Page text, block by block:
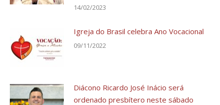
14/02/2023
Igreja do Brasil celebra Ano Vocacional
09/11/2022
Diácono Ricardo José Inácio será
ordenado presbítero neste sábado